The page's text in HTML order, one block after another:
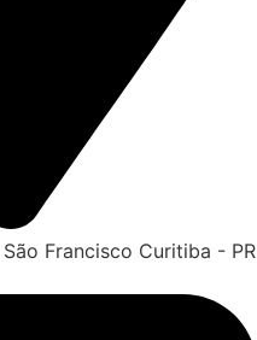
Francisco Curitiba - PR